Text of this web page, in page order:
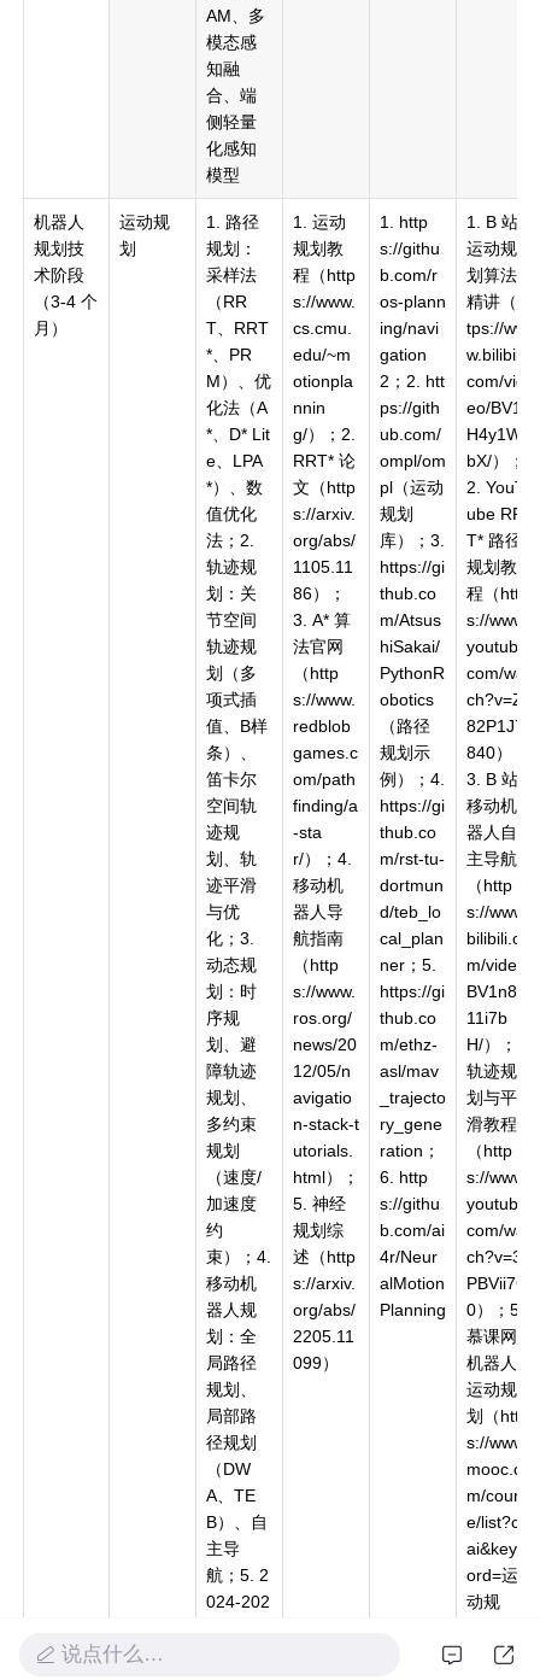
AM、多
模态感
知融
合、端
侧轻量
化感知
模型
机器人
规划技
术阶段
（3-4 个
月）
运动规
划
1. 路径
规划：
采样法
（RR
T、RRT
*、PR
M）、优
化法（A
*、D* Lit
e、LPA
*）、数
值优化
法；2.
轨迹规
划：关
节空间
轨迹规
划（多
项式插
值、B样
条）、
笛卡尔
空间轨
迹规
划、轨
迹平滑
与优
化；3.
动态规
划：时
序规
划、避
障轨迹
规划、
多约束
规划
（速度/
加速度
约
束）；4.
移动机
器人规
划：全
局路径
规划、
局部路
径规划
（DW
A、TE
B）、自
主导
航；5. 2
024-202
1. 运动
规划教
程（http
s://www.
cs.cmu.
edu/~m
otionpla
nnin
g/）；2.
RRT* 论
文（http
s://arxiv.
org/abs/
1105.11
86）；
3. A* 算
法官网
（http
s://www.
redblob
games.c
om/path
finding/a
-sta
r/）；4.
移动机
器人导
航指南
（http
s://www.
ros.org/
news/20
12/05/n
avigatio
n-stack-t
utorials.
html）；
5. 神经
规划综
述（http
s://arxiv.
org/abs/
2205.11
099）
1. http
s://githu
b.com/r
os-plann
ing/navi
gation
2；2. htt
ps://gith
ub.com/
ompl/om
pl（运动
规划
库）；3.
https://gi
thub.co
m/Atsus
hiSakai/
PythonR
obotics
（路径
规划示
例）；4.
https://gi
thub.co
m/rst-tu-
dortmun
d/teb_lo
cal_plan
ner；5.
https://gi
thub.co
m/ethz-
asl/mav
_trajecto
ry_gene
ration；
6. http
s://githu
b.com/ai
4r/Neur
alMotion
Planning
1. B 站
运动规
划算法
精讲（ht
tps://ww
w.bilibili.
com/vid
eo/BV1x
H4y1W7
bX/）；
2. YouT
ube RR
T* 路径
规划教
程（http
s://www.
youtube.
com/wat
ch?v=Z7
82P1J7
840）；
3. B 站
移动机
器人自
主导航
（http
s://www.
bilibili.co
m/video/
BV1n84
11i7b
H/）；4.
轨迹规
划与平
滑教程
（http
s://www.
youtube.
com/wat
ch?v=3y
PBVii7Ct
0）；5.
慕课网
机器人
运动规
划（http
s://www.i
mooc.co
m/cours
e/list?c=
ai&keyw
ord=运
动规
说点什么…